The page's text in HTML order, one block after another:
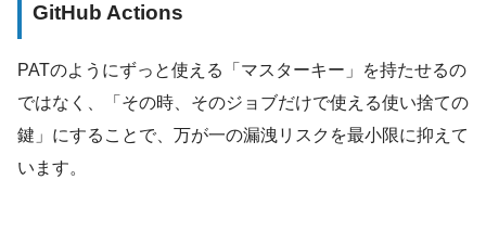
GitHub Actions
PATのようにずっと使える「マスターキー」を持たせるの
ではなく、「その時、そのジョブだけで使える使い捨ての
鍵」にすることで、万が一の漏洩リスクを最小限に抑えて
います。